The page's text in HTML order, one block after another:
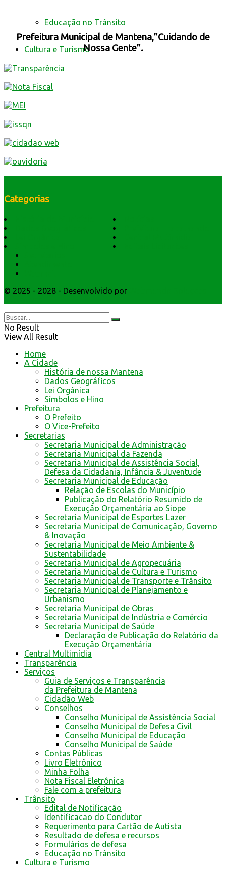
Educação no Trânsito
Cultura e Turismo
Prefeitura Municipal de Mantena,”Cuidando de
Nossa Gente”.
Categorias
© 2025 - 2028 - Desenvolvido por
No Result
View All Result
Home
A Cidade
História de nossa Mantena
Dados Geográficos
Lei Orgânica
Símbolos e Hino
Prefeitura
O Prefeito
O Vice-Prefeito
Secretarias
Secretaria Municipal de Administração
Secretaria Municipal da Fazenda
Secretaria Municipal de Assistência Social,
Defesa da Cidadania, Infância & Juventude
Secretaria Municipal de Educação
Relação de Escolas do Município
Publicação do Relatório Resumido de
Execução Orçamentária ao Siope
Secretaria Municipal de Esportes Lazer
Secretaria Municipal de Comunicação, Governo
& Inovação
Secretaria Municipal de Meio Ambiente &
Sustentabilidade
Secretaria Municipal de Agropecuária
Secretaria Municipal de Cultura e Turismo
Secretaria Municipal de Transporte e Trânsito
Secretaria Municipal de Planejamento e
Urbanismo
Secretaria Municipal de Obras
Secretaria Municipal de Indústria e Comércio
Secretaria Municipal de Saúde
Declaração de Publicação do Relatório da
Execução Orçamentária
Central Multimídia
Transparência
Serviços
Guia de Serviços e Transparência
da Prefeitura de Mantena
Cidadão Web
Conselhos
Conselho Municipal de Assistência Social
Conselho Municipal de Defesa Civil
Conselho Municipal de Educação
Conselho Municipal de Saúde
Contas Públicas
Livro Eletrônico
Minha Folha
Nota Fiscal Eletrônica
Fale com a prefeitura
Trânsito
Edital de Notificação
Identificacao do Condutor
Requerimento para Cartão de Autista
Resultado de defesa e recursos
Formulários de defesa
Educação no Trânsito
Cultura e Turismo